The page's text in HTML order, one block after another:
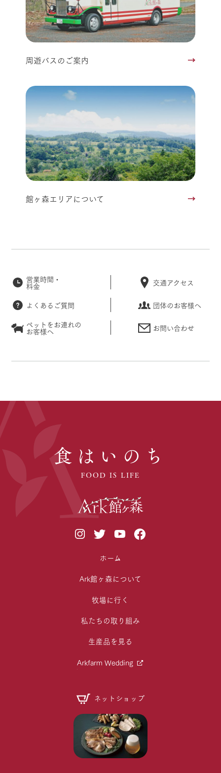
周遊バスのご案内
館ヶ森エリアについて
営業時間・
料金 交通アクセス
よくあるご質問
団体のお客様へ
ペットをお連れの
お客様へ お問い合わせ
食はいのち
FOOD IS LIFE
ホーム
Ark館ヶ森について
牧場に行く
私たちの取り組み
生産品を見る
Arkfarm Wedding
ネットショップ